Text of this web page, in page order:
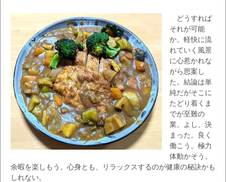
どうすれば
それが可能
か。軽快に流
れていく風景
に心惹かれな
がら思案し
た。結論は単
純だがそこに
たどり着くま
でが至難の
業。よし、決
まった。良く
働こう。極力
体動かそう。
余暇を楽しもう。心身とも、リラックスするのが健康の秘訣かも
しれない。